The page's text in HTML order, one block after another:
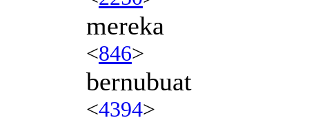
mereka
<846>
bernubuat
<4394>